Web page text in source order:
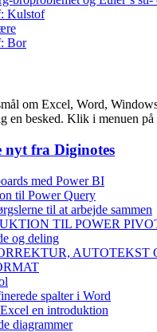
Kulstof
Bor
om Excel, Word,
en besked. Klik i menuen
nyt fra Diginotes
med Power BI
til Power Query
til at arbejde sammen
TIL POWER
og deling
AUTOTEKST
spalter i Word
en introduktion
diagrammer